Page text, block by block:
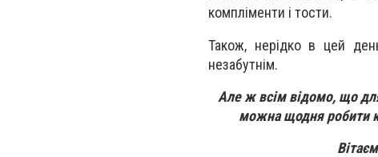
компліменти і тости.
Також, нерідко в цей
незабутнім.
Але ж всім відомо, що
можна щодня робити